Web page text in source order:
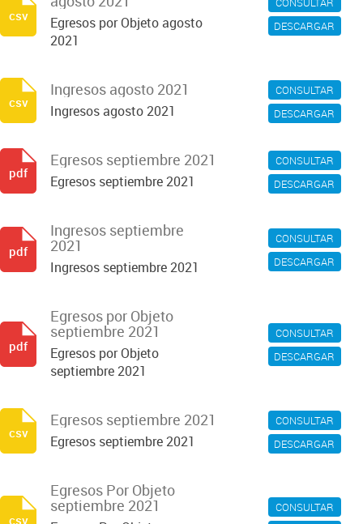
DESCARGAR
Egresos por Objeto agosto
2021
csv
CONSULTAR
DESCARGAR
Ingresos agosto 2021
Ingresos agosto 2021
csv
CONSULTAR
DESCARGAR
Egresos septiembre 2021
Egresos septiembre 2021
pdf
CONSULTAR
DESCARGAR
Ingresos septiembre
2021
Ingresos septiembre 2021
pdf
CONSULTAR
DESCARGAR
Egresos por Objeto
septiembre 2021
Egresos por Objeto
septiembre 2021
pdf
CONSULTAR
DESCARGAR
Egresos septiembre 2021
Egresos septiembre 2021
csv
CONSULTAR
Egresos Por Objeto
septiembre 2021
csv